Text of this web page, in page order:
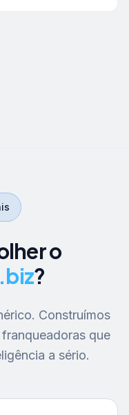
o
?
Construímos
que
a sério.